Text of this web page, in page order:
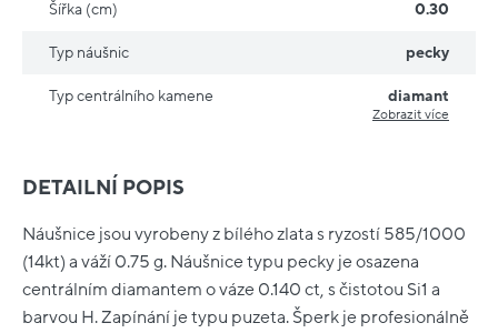
DETAILNÍ POPIS
Náušnice jsou vyrobeny z bílého zlata s ryzostí 585/1000
(14kt) a váží 0.75 g. Náušnice typu pecky je osazena
centrálním diamantem o váze 0.140 ct, s čistotou Si1 a
barvou H. Zapínání je typu puzeta. Šperk je profesionálně
Šířka (cm) 0.30
Typ náušnic pecky
Typ centrálního kamene diamant
Zobrazit více